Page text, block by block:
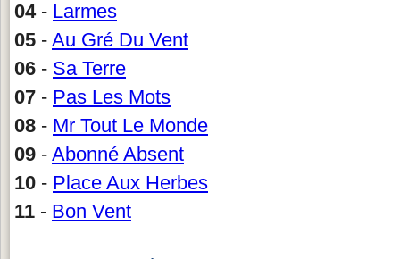
04- Larmes
05 - Au Gré Du Vent
06 - Sa Terre
07 - Pas Les Mots
08 - Mr Tout Le Monde
09 - Abonné Absent
10 - Place Aux Herbes
11 - Bon Vent